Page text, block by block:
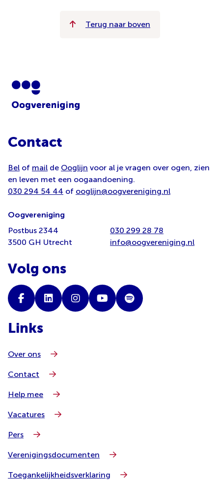
Terug naar boven
Contact
Bel of mail de Ooglijn voor al je vragen over ogen, zien
en leven met een oogaandoening.
030 294 54 44 of ooglijn@oogvereniging.nl
Oogvereniging
Postbus 2344
3500 GH Utrecht
030 299 28 78
info@oogvereniging.nl
Volg ons
Links
Over ons
Contact
Help mee
Vacatures
Pers
Verenigingsdocumenten
Toegankelijkheidsverklaring